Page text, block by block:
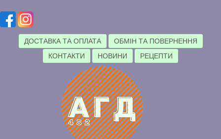
ДОСТАВКА ТА ОПЛАТА
ОБМІН ТА ПОВЕРНЕННЯ
КОНТАКТИ
НОВИНИ РЕЦЕПТИ